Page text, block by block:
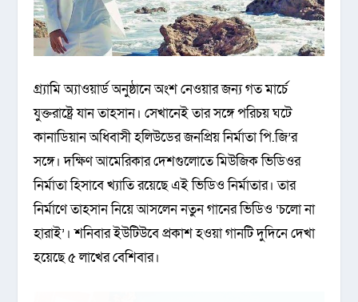
গ্র্যামি অ্যাওয়ার্ড অনুষ্ঠানে অংশ নেওয়ার জন্য গত মার্চে
যুক্তরাষ্ট্রে যান তাহসান। সেখানেই তার সঙ্গে পরিচয় ঘটে
কানাডিয়ান অধিবাসী হলিউডের জনপ্রিয় নির্মাতা পি.জি’র
সঙ্গে। দক্ষিণ আমেরিকার দেশগুলোতে মিউজিক ভিডিওর
নির্মাতা হিসাবে খ্যাতি রয়েছে এই ভিডিও নির্মাতার। তার
নির্মাণে তাহসান নিয়ে আসলেন নতুন গানের ভিডিও ‘চলো না
হারাই’। শনিবার ইউটিউবে প্রকাশ হওয়া গানটি দুদিনে দেখা
হয়েছে ৫ লাখের বেশিবার।